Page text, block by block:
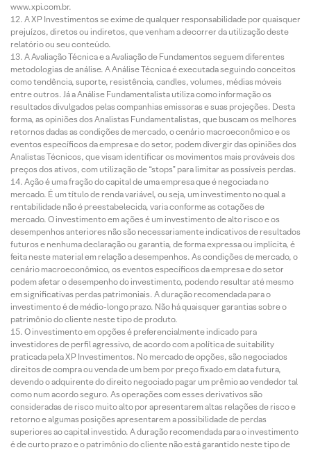
www.xpi.com.br.
A XP Investimentos se exime de qualquer responsabilidade por quaisquer
prejuízos, diretos ou indiretos, que venham a decorrer da utilização deste
relatório ou seu conteúdo.
A Avaliação Técnica e a Avaliação de Fundamentos seguem diferentes
metodologias de análise. A Análise Técnica é executada seguindo conceitos
como tendência, suporte, resistência, candles, volumes, médias móveis
entre outros. Já a Análise Fundamentalista utiliza como informação os
resultados divulgados pelas companhias emissoras e suas projeções. Desta
forma, as opiniões dos Analistas Fundamentalistas, que buscam os melhores
retornos dadas as condições de mercado, o cenário macroeconômico e os
eventos específicos da empresa e do setor, podem divergir das opiniões dos
Analistas Técnicos, que visam identificar os movimentos mais prováveis dos
preços dos ativos, com utilização de “stops” para limitar as possíveis perdas.
Ação é uma fração do capital de uma empresa que é negociada no
mercado. É um título de renda variável, ou seja, um investimento no qual a
rentabilidade não é preestabelecida, varia conforme as cotações de
mercado. O investimento em ações é um investimento de alto risco e os
desempenhos anteriores não são necessariamente indicativos de resultados
futuros e nenhuma declaração ou garantia, de forma expressa ou implícita, é
feita neste material em relação a desempenhos. As condições de mercado, o
cenário macroeconômico, os eventos específicos da empresa e do setor
podem afetar o desempenho do investimento, podendo resultar até mesmo
em significativas perdas patrimoniais. A duração recomendada para o
investimento é de médio-longo prazo. Não há quaisquer garantias sobre o
patrimônio do cliente neste tipo de produto.
O investimento em opções é preferencialmente indicado para
investidores de perfil agressivo, de acordo com a política de suitability
praticada pela XP Investimentos. No mercado de opções, são negociados
direitos de compra ou venda de um bem por preço fixado em data futura,
devendo o adquirente do direito negociado pagar um prêmio ao vendedor tal
como num acordo seguro. As operações com esses derivativos são
consideradas de risco muito alto por apresentarem altas relações de risco e
retorno e algumas posições apresentarem a possibilidade de perdas
superiores ao capital investido. A duração recomendada para o investimento
é de curto prazo e o patrimônio do cliente não está garantido neste tipo de